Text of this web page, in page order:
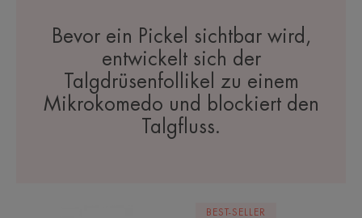
Bevor ein Pickel sichtbar wird,
entwickelt sich der
Talgdrüsenfollikel zu einem
Mikrokomedo und blockiert den
Talgfluss.
BEST-SELLER